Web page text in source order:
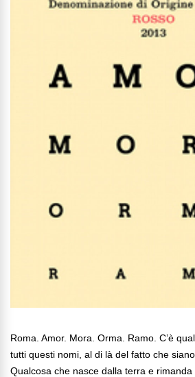
Roma. Amor. Mora. Orma. Ramo. C’è
tutti questi nomi, al di là del fatto che
Qualcosa che nasce dalla terra e rimanda